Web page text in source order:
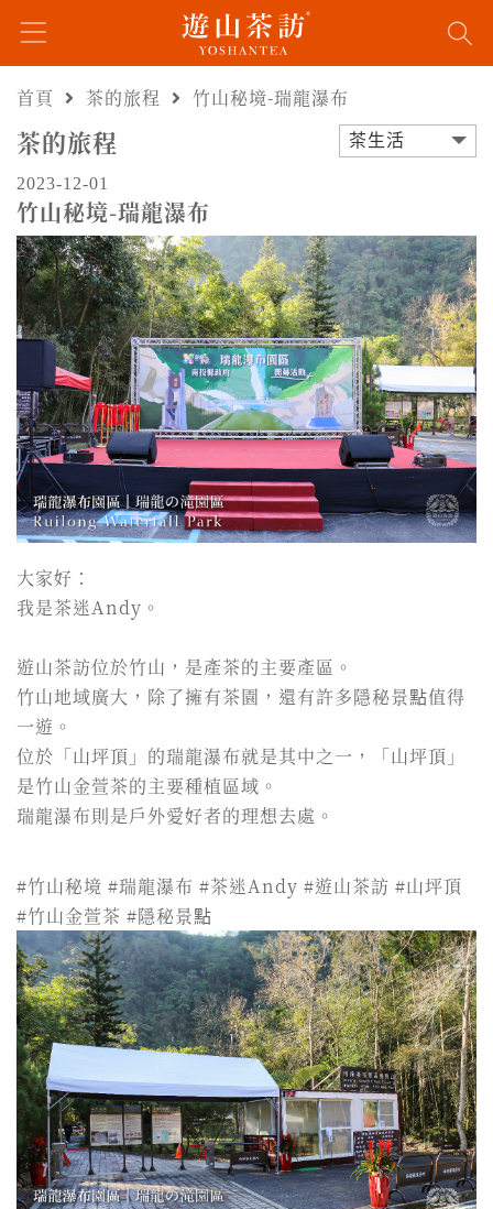
首頁 茶的旅程 竹山秘境-瑞龍瀑布
茶的旅程 茶生活
2023-12-01
竹山秘境-瑞龍瀑布
大家好：
我是茶迷Andy。
遊山茶訪位於竹山，是產茶的主要產區。
竹山地域廣大，除了擁有茶園，還有許多隱秘景點值得
一遊。
位於「山坪頂」的瑞龍瀑布就是其中之一，「山坪頂」
是竹山金萱茶的主要種植區域。
瑞龍瀑布則是戶外愛好者的理想去處。
#竹山秘境 #瑞龍瀑布 #茶迷Andy #遊山茶訪 #山坪頂
#竹山金萱茶 #隱秘景點